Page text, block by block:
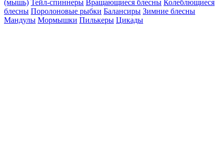
(мышь) Тейл-спиннеры Вращающиеся блесны Колеблющиеся
блесны Поролоновые рыбки Балансиры Зимние блесны
Мандулы Мормышки Пилькеры Цикады